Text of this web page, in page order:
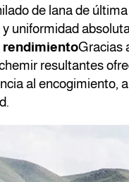
de lana de
uniformidad
rendimientoGracias
resultantes
al encogimiento,